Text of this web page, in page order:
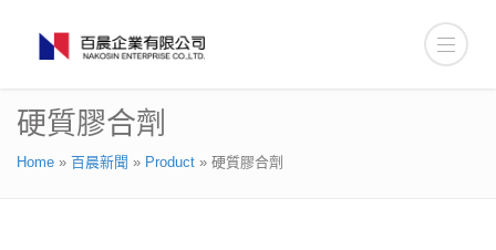
硬質膠合劑
Home » 百晨新聞 » Product » 硬質膠合劑